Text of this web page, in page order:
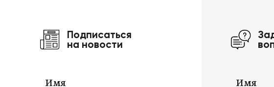
Подписаться
на новости